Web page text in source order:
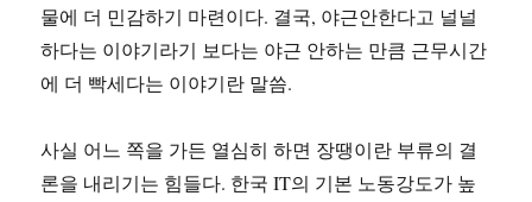
물에 더 민감하기 마련이다. 결국, 야근안한다고 널널
하다는 이야기라기 보다는 야근 안하는 만큼 근무시간
에 더 빡세다는 이야기란 말씀.
사실 어느 쪽을 가든 열심히 하면 장땡이란 부류의 결
론을 내리기는 힘들다. 한국 IT의 기본 노동강도가 높